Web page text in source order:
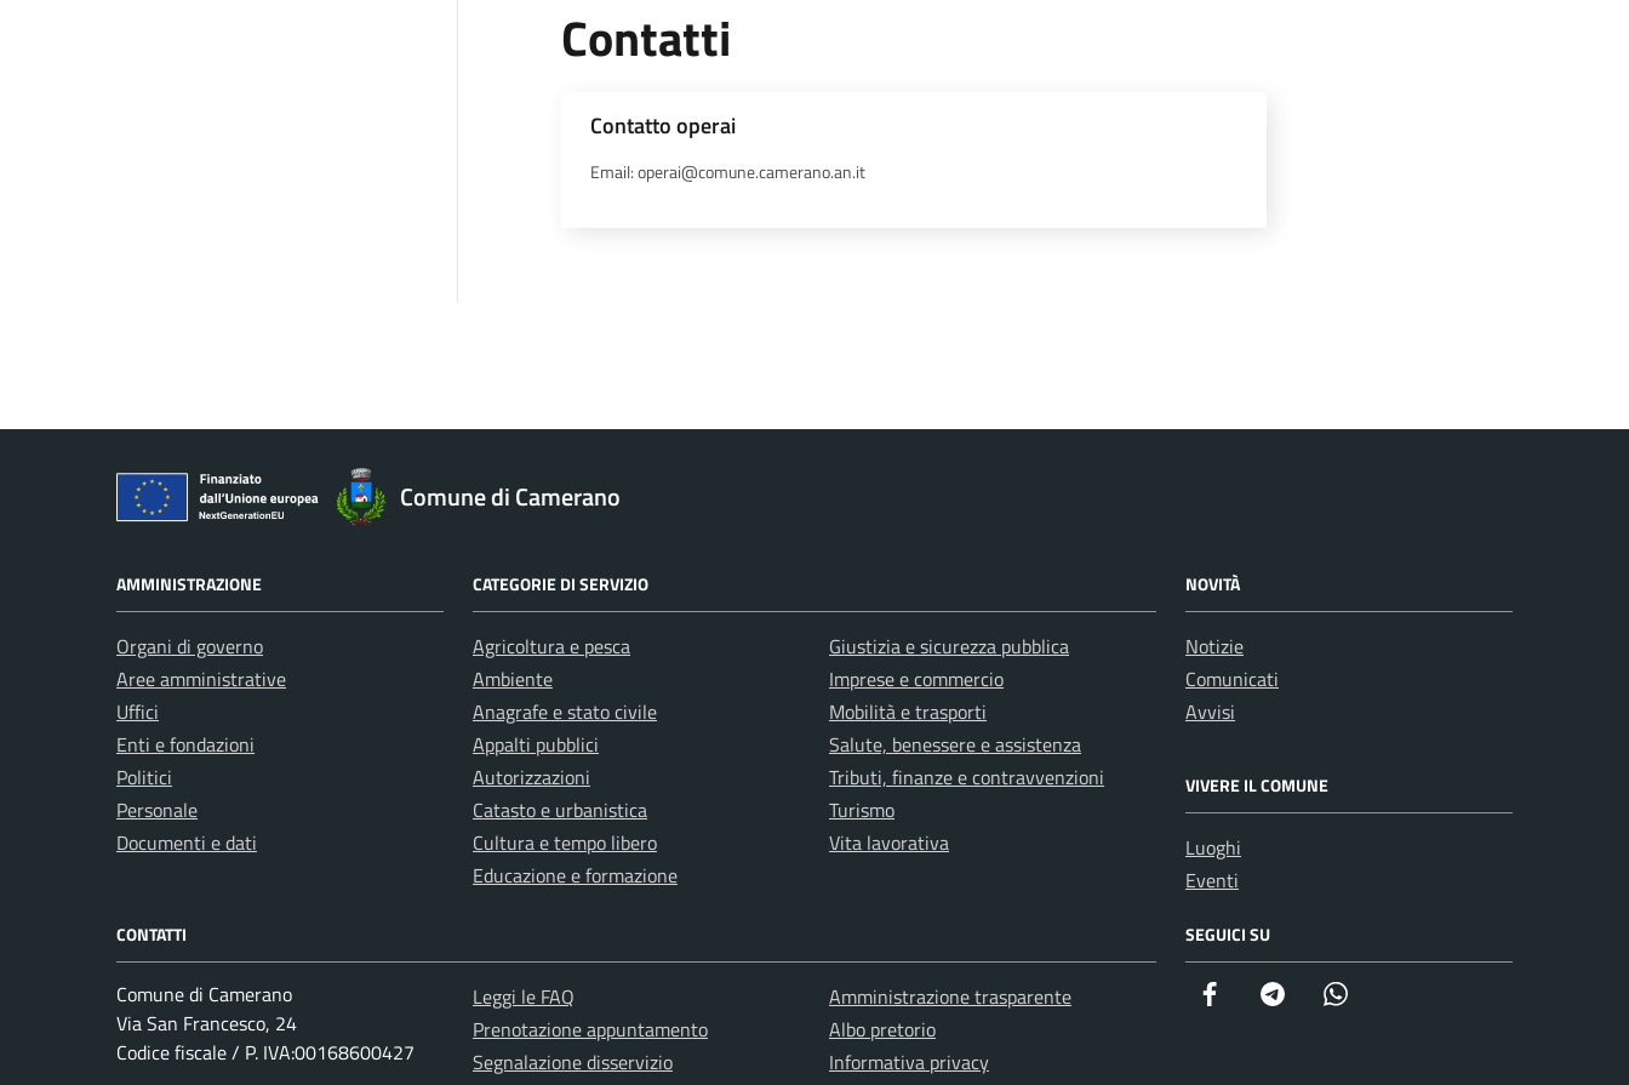
Contatti
Contatto operai
Email: operai@comune.camerano.an.it
Comune di Camerano
AMMINISTRAZIONE
Organi di governo
Aree amministrative
Uffici
Enti e fondazioni
Politici
Personale
Documenti e dati
CATEGORIE DI SERVIZIO
Agricoltura e pesca
Ambiente
Anagrafe e stato civile
Appalti pubblici
Autorizzazioni
Catasto e urbanistica
Cultura e tempo libero
Educazione e formazione
Giustizia e sicurezza pubblica
Imprese e commercio
Mobilità e trasporti
Salute, benessere e assistenza
Tributi, finanze e contravvenzioni
Turismo
Vita lavorativa
NOVITÀ
Notizie
Comunicati
Avvisi
VIVERE IL COMUNE
Luoghi
Eventi
CONTATTI
Comune di Camerano
Via San Francesco, 24
Codice fiscale / P. IVA:00168600427
Leggi le FAQ
Prenotazione appuntamento
Segnalazione disservizio
Amministrazione trasparente
Albo pretorio
Informativa privacy
SEGUICI SU
Facebook Telegram